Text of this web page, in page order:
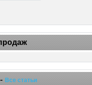
-Все статьи